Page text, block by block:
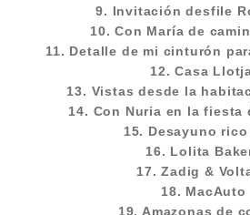
9. Invitación desfile
10. Con María de
11. Detalle de mi cinturón
12. Casa
13. Vistas desde la
14. Con Nuria en la fiesta
15. Desayuno
16. Lolita
17. Zadig &
18. MacAuto
19. Amazonas de